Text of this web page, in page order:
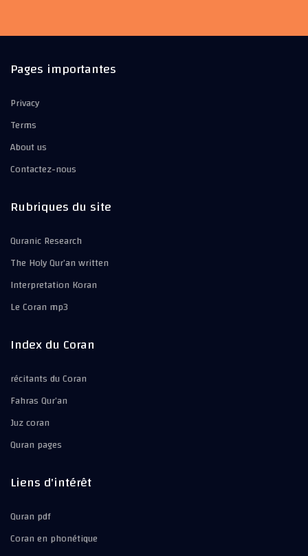
Pages importantes
Privacy
Terms
About us
Contactez-nous
Rubriques du site
Quranic Research
The Holy Qur’an written
Interpretation Koran
Le Coran mp3
Index du Coran
récitants du Coran
Fahras Qur’an
Juz coran
Quran pages
Liens d'intérêt
Quran pdf
Coran en phonétique